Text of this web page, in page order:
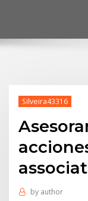
Silveira43316
by author